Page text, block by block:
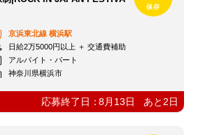
京浜東北線 横浜駅
日給2万5000円以上 ＋ 交通費補助
アルバイト・パート
神奈川県横浜市
応募終了日：8月13日 あと 2日